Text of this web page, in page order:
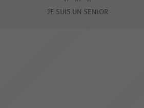
JE SUIS UN SENIOR